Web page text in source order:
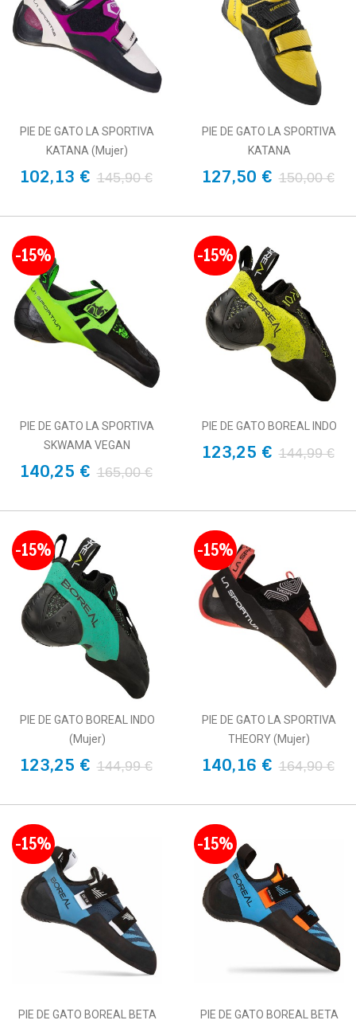
PIE DE GATO LA SPORTIVA
KATANA (Mujer)
102,13 € 145,90 €
PIE DE GATO LA SPORTIVA
KATANA
127,50 € 150,00 €
-15%
PIE DE GATO LA SPORTIVA
SKWAMA VEGAN
140,25 € 165,00 €
-15%
PIE DE GATO BOREAL INDO
123,25 € 144,99 €
-15%
PIE DE GATO BOREAL INDO
(Mujer)
123,25 € 144,99 €
-15%
PIE DE GATO LA SPORTIVA
THEORY (Mujer)
140,16 € 164,90 €
-15%
PIE DE GATO BOREAL BETA
-15%
PIE DE GATO BOREAL BETA